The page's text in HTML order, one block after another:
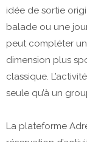
idée de sortie
balade ou une
peut compléter
dimension plus
classique.
seule qu’à un
La plateforme